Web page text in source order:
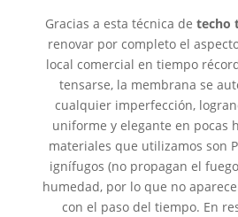
Gracias a esta técnica detecho
renovar por completo el
local comercial en tiempo
tensarse, la membrana se
cualquier imperfección,
uniforme y elegante en pocas
materiales que utilizamos son
ignífugos (no propagan el
humedad, por lo que no
con el paso del tiempo. En